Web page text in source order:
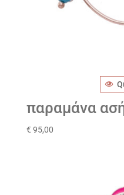
παραμάνα
€ 95,00